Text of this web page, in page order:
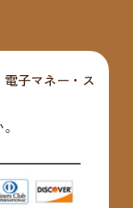
子マネー・ス